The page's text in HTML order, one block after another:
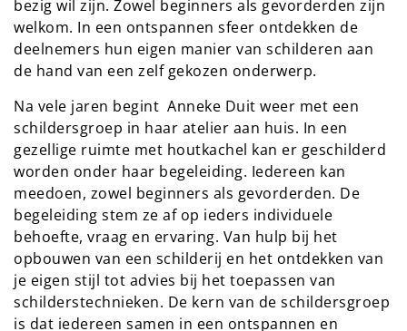
bezig wil zijn. Zowel beginners als gevorderden zijn
welkom. In een ontspannen sfeer ontdekken de
deelnemers hun eigen manier van schilderen aan
de hand van een zelf gekozen onderwerp.
Na vele jaren begint Anneke Duit weer met een
schildersgroep in haar atelier aan huis. In een
gezellige ruimte met houtkachel kan er geschilderd
worden onder haar begeleiding. Iedereen kan
meedoen, zowel beginners als gevorderden. De
begeleiding stem ze af op ieders individuele
behoefte, vraag en ervaring. Van hulp bij het
opbouwen van een schilderij en het ontdekken van
je eigen stijl tot advies bij het toepassen van
schilderstechnieken. De kern van de schildersgroep
is dat iedereen samen in een ontspannen en